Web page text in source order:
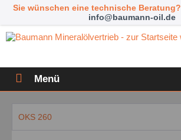
Sie wünschen eine technische Beratung?
info@baumann-oil.de
Menü
OKS 260